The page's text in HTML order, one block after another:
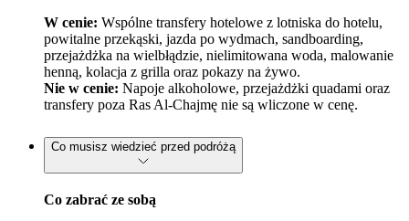
W cenie: Wspólne transfery hotelowe z lotniska do hotelu,
powitalne przekąski, jazda po wydmach, sandboarding,
przejażdżka na wielbłądzie, nielimitowana woda, malowanie
henną, kolacja z grilla oraz pokazy na żywo.
Nie w cenie: Napoje alkoholowe, przejażdżki quadami oraz
transfery poza Ras Al-Chajmę nie są wliczone w cenę.
Co musisz wiedzieć przed podróżą
Co zabrać ze sobą